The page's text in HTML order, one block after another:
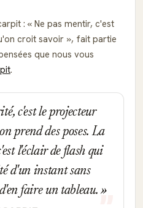
:
Ne pas mentir, c'est
croit savoir , fait partie
que nous vous
.
c'est le projecteur
prend des poses. La
l'éclair de flash qui
d'un instant sans
faire un tableau.